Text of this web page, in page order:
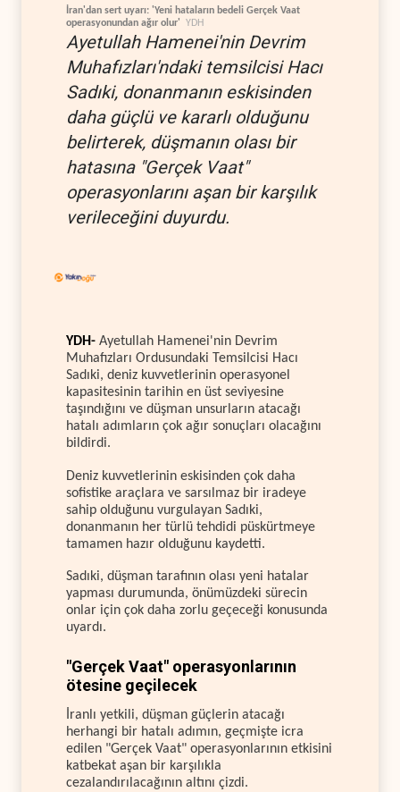
İran'dan sert uyarı: 'Yeni hataların bedeli Gerçek Vaat
operasyonundan ağır olur' YDH
Ayetullah Hamenei'nin Devrim
Muhafızları'ndaki temsilcisi Hacı
Sadıki, donanmanın eskisinden
daha güçlü ve kararlı olduğunu
belirterek, düşmanın olası bir
hatasına "Gerçek Vaat"
operasyonlarını aşan bir karşılık
verileceğini duyurdu.
YDH- Ayetullah Hamenei'nin Devrim
Muhafızları Ordusundaki Temsilcisi Hacı
Sadıki, deniz kuvvetlerinin operasyonel
kapasitesinin tarihin en üst seviyesine
taşındığını ve düşman unsurların atacağı
hatalı adımların çok ağır sonuçları olacağını
bildirdi.
Deniz kuvvetlerinin eskisinden çok daha
sofistike araçlara ve sarsılmaz bir iradeye
sahip olduğunu vurgulayan Sadıki,
donanmanın her türlü tehdidi püskürtmeye
tamamen hazır olduğunu kaydetti.
Sadıki, düşman tarafının olası yeni hatalar
yapması durumunda, önümüzdeki sürecin
onlar için çok daha zorlu geçeceği konusunda
uyardı.
"Gerçek Vaat" operasyonlarının
ötesine geçilecek
İranlı yetkili, düşman güçlerin atacağı
herhangi bir hatalı adımın, geçmişte icra
edilen "Gerçek Vaat" operasyonlarının etkisini
katbekat aşan bir karşılıkla
cezalandırılacağının altını çizdi.